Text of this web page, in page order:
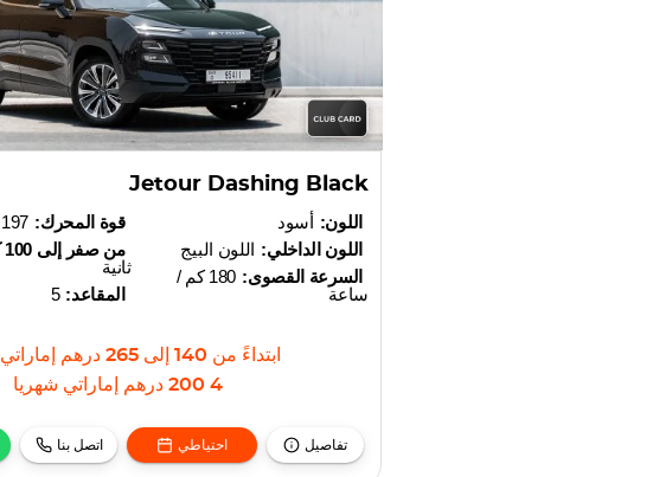
Jetour Dashing Black
قوة المحرك: 197 حصان
من صفر إلى 100 كم / ساعة:
ثانية
المقاعد: 5
اللون: أسود
اللون الداخلي: اللون البيج
السرعة القصوى:
180 كم /
ساعة
ابتداءً من 140 إلى 265 درهم إماراتي
4 200
درهم إماراتي شهريا
اتصل بنا احتياطي تفاصيل